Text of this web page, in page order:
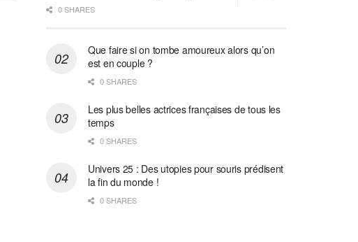
0 SHARES
Que faire si on tombe amoureux alors qu’on
est en couple ?
0 SHARES
Les plus belles actrices françaises de tous les
temps
0 SHARES
Univers 25 : Des utopies pour souris prédisent
la fin du monde !
0 SHARES